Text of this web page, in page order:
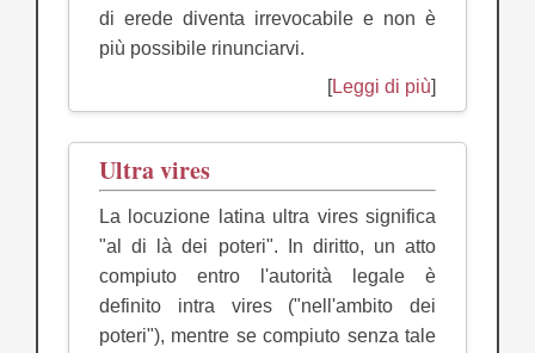
di erede diventa irrevocabile e non è
più possibile rinunciarvi.
[Leggi di più]
Ultra vires
La locuzione latina ultra vires significa
"al di là dei poteri". In diritto, un atto
compiuto entro l'autorità legale è
definito intra vires ("nell'ambito dei
poteri"), mentre se compiuto senza tale